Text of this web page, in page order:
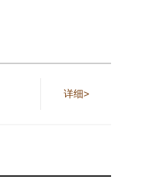
详细>